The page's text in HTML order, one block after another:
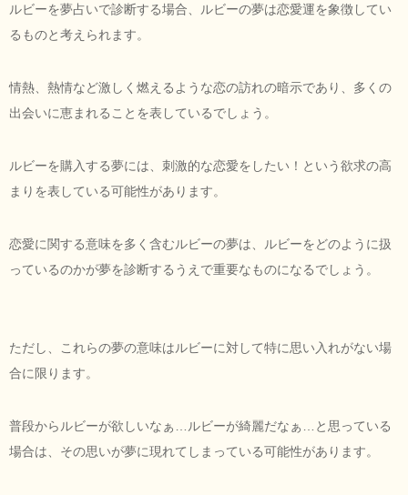
ルビーを夢占いで診断する場合、ルビーの夢は恋愛運を象徴してい
るものと考えられます。
情熱、熱情など激しく燃えるような恋の訪れの暗示であり、多くの
出会いに恵まれることを表しているでしょう。
ルビーを購入する夢には、刺激的な恋愛をしたい！という欲求の高
まりを表している可能性があります。
恋愛に関する意味を多く含むルビーの夢は、ルビーをどのように扱
っているのかが夢を診断するうえで重要なものになるでしょう。
ただし、これらの夢の意味はルビーに対して特に思い入れがない場
合に限ります。
普段からルビーが欲しいなぁ…ルビーが綺麗だなぁ…と思っている
場合は、その思いが夢に現れてしまっている可能性があります。